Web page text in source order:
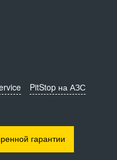
PitStop на АЗС
гарантии